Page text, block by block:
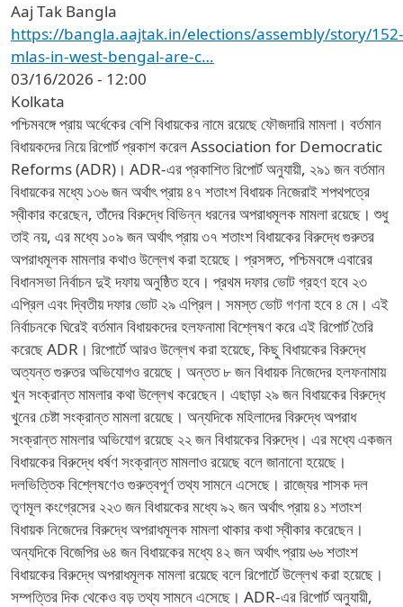
Aaj Tak Bangla
https://bangla.aajtak.in/elections/assembly/story/152-
mlas-in-west-bengal-are-c…
03/16/2026 - 12:00
Kolkata
পশ্চিমবঙ্গে প্রায় অর্ধেকের বেশি বিধায়কের নামে রয়েছে ফৌজদারি মামলা। বর্তমান
বিধায়কদের নিয়ে রিপোর্ট প্রকাশ করেল Association for Democratic
Reforms (ADR)। ADR-এর প্রকাশিত রিপোর্ট অনুযায়ী, ২৯১ জন বর্তমান
বিধায়কের মধ্যে ১৩৬ জন অর্থাৎ প্রায় ৪৭ শতাংশ বিধায়ক নিজেরাই শপথপত্রে
স্বীকার করেছেন, তাঁদের বিরুদ্ধে বিভিন্ন ধরনের অপরাধমূলক মামলা রয়েছে। শুধু
তাই নয়, এর মধ্যে ১০৯ জন অর্থাৎ প্রায় ৩৭ শতাংশ বিধায়কের বিরুদ্ধে গুরুতর
অপরাধমূলক মামলার কথাও উল্লেখ করা হয়েছে। প্রসঙ্গত, পশ্চিমবঙ্গে এবারের
বিধানসভা নির্বাচন দুই দফায় অনুষ্ঠিত হবে। প্রথম দফার ভোট গ্রহণ হবে ২৩
এপ্রিল এবং দ্বিতীয় দফার ভোট ২৯ এপ্রিল। সমস্ত ভোট গণনা হবে ৪ মে। এই
নির্বাচনকে ঘিরেই বর্তমান বিধায়কদের হলফনামা বিশ্লেষণ করে এই রিপোর্ট তৈরি
করেছে ADR। রিপোর্টে আরও উল্লেখ করা হয়েছে, কিছু বিধায়কের বিরুদ্ধে
অত্যন্ত গুরুতর অভিযোগও রয়েছে। অন্তত ৮ জন বিধায়ক নিজেদের হলফনামায়
খুন সংক্রান্ত মামলার কথা উল্লেখ করেছেন। এছাড়া ২৯ জন বিধায়কের বিরুদ্ধে
খুনের চেষ্টা সংক্রান্ত মামলা রয়েছে। অন্যদিকে মহিলাদের বিরুদ্ধে অপরাধ
সংক্রান্ত মামলার অভিযোগ রয়েছে ২২ জন বিধায়কের বিরুদ্ধে। এর মধ্যে একজন
বিধায়কের বিরুদ্ধে ধর্ষণ সংক্রান্ত মামলাও রয়েছে বলে জানানো হয়েছে।
দলভিত্তিক বিশ্লেষণেও গুরুত্বপূর্ণ তথ্য সামনে এসেছে। রাজ্যের শাসক দল
তৃণমূল কংগ্রেসের ২২৩ জন বিধায়কের মধ্যে ৯২ জন অর্থাৎ প্রায় ৪১ শতাংশ
বিধায়ক নিজেদের বিরুদ্ধে অপরাধমূলক মামলা থাকার কথা স্বীকার করেছেন।
অন্যদিকে বিজেপির ৬৪ জন বিধায়কের মধ্যে ৪২ জন অর্থাৎ প্রায় ৬৬ শতাংশ
বিধায়কের বিরুদ্ধে অপরাধমূলক মামলা রয়েছে বলে রিপোর্টে উল্লেখ করা হয়েছে।
সম্পত্তির দিক থেকেও বড় তথ্য সামনে এসেছে। ADR-এর রিপোর্ট অনুযায়ী,